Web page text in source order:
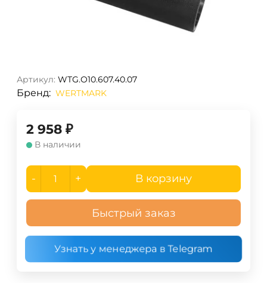
Артикул: WTG.O10.607.40.07
Бренд: WERTMARK
2 958 ₽
В наличии
- + В корзину
Быстрый заказ
Узнать у менеджера в Telegram